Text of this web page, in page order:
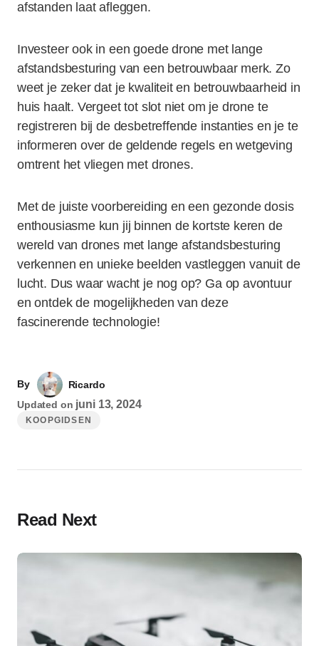
afstanden laat afleggen.
Investeer ook in een goede drone met lange
afstandsbesturing van een betrouwbaar merk. Zo
weet je zeker dat je kwaliteit en betrouwbaarheid in
huis haalt. Vergeet tot slot niet om je drone te
registreren bij de desbetreffende instanties en je te
informeren over de geldende regels en wetgeving
omtrent het vliegen met drones.
Met de juiste voorbereiding en een gezonde dosis
enthousiasme kun jij binnen de kortste keren de
wereld van drones met lange afstandsbesturing
verkennen en unieke beelden vastleggen vanuit de
lucht. Dus waar wacht je nog op? Ga op avontuur
en ontdek de mogelijkheden van deze
fascinerende technologie!
By
Ricardo
Updated on juni 13, 2024
KOOPGIDSEN
Read Next